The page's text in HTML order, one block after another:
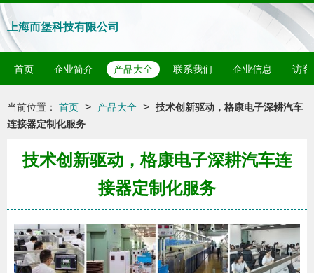
上海而堡科技有限公司
首页 企业简介 产品大全 联系我们 企业信息 访客
当前位置： 首页 > 产品大全 > 技术创新驱动，格康电子深耕汽车
连接器定制化服务
技术创新驱动，格康电子深耕汽车连
接器定制化服务